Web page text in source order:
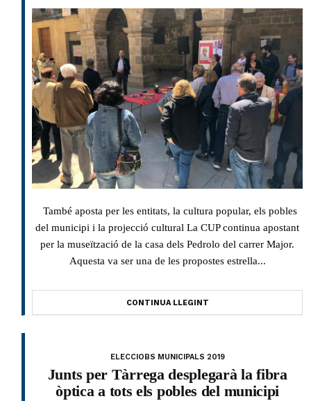
També aposta per les entitats, la cultura popular, els pobles
del municipi i la projecció cultural La CUP continua apostant
per la museïtzació de la casa dels Pedrolo del carrer Major.
Aquesta va ser una de les propostes estrella...
CONTINUA LLEGINT
ELECCIOBS MUNICIPALS 2019
Junts per Tàrrega desplegarà la fibra
òptica a tots els pobles del municipi